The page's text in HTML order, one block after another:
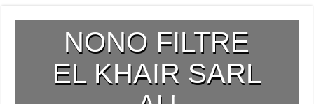
NONO FILTRE
EL KHAIR SARL